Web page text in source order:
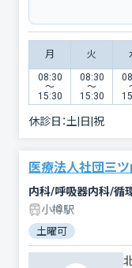
月 火
08:30
〜
15:30
08:30
〜
15:30
休診日：土|日|祝
医療法人社団三
内科/呼吸器内科/循
小樽駅
土曜可